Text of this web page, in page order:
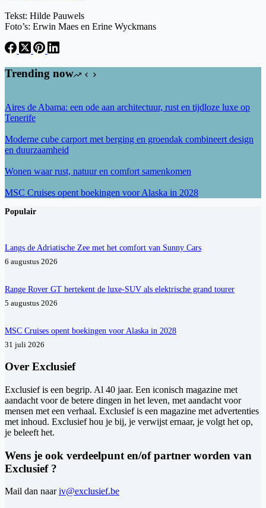
Tekst: Hilde Pauwels
Foto’s: Erwin Maes en Erine Wyckmans
Trending now
Aires de Abama: een ode aan architectuur, rust en tijdloze luxe op
Tenerife
Moderne cube carport met berging en groendak combineert design
en duurzaamheid
Wonen waar rust, natuur en comfort samenkomen
MSC Cruises opent boekingen voor Alaska in 2028
Populair
Langs de Adriatische Zee met het comfort van Sunny Cars
6 augustus 2026
Range Rover GT hertekent de luxe-SUV als elektrische grand tourer
5 augustus 2026
MSC Cruises opent boekingen voor Alaska in 2028
31 juli 2026
Over Exclusief
Exclusief is een begrip. Al 40 jaar. Een iconisch magazine met
aandacht voor de betere dingen in het leven, met aandacht voor
mensen met een verhaal. Exclusief is een magazine met advertenties
met inhoud. Exclusief hou je bij, je verwijst ernaar, je volgt het op,
je beleeft het.
Wens je ook verdeelpunt en/of partner worden van
Exclusief ?
Mail dan naariv@exclusief.be